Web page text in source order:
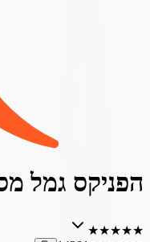
הפניקס גמל
★
★
★
★
★